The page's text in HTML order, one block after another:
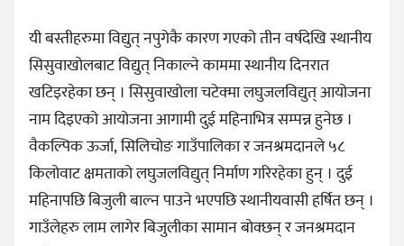
यी बस्तीहरुमा विद्युत् नपुगेकै कारण गएको तीन वर्षदेखि स्थानीय
सिसुवाखोलबाट विद्युत् निकाल्ने काममा स्थानीय दिनरात
खटिइरहेका छन् । सिसुवाखोला चटेक्मा लघुजलविद्युत् आयोजना
नाम दिइएको आयोजना आगामी दुई महिनाभित्र सम्पन्न हुनेछ ।
वैकल्पिक ऊर्जा, सिलिचोङ गाउँपालिका र जनश्रमदानले ५८
किलोवाट क्षमताको लघुजलविद्युत् निर्माण गरिरहेका हुन् । दुई
महिनापछि बिजुली बाल्न पाउने भएपछि स्थानीयवासी हर्षित छन् ।
गाउँलेहरु लाम लागेर बिजुलीका सामान बोक्छन् र जनश्रमदान